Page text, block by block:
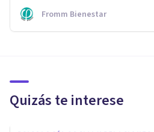
Fromm Bienestar
Quizás te interese